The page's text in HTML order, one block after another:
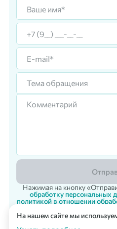
Корпоративный заказ
Тема обращения
Нажимая на кнопку
обработку персональных
политикой в отношении
На нашем сайте мы